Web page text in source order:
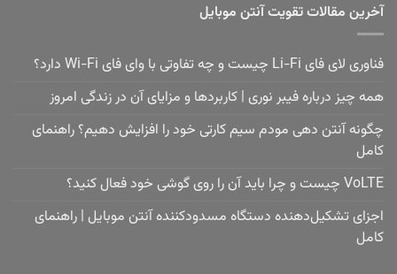
آخرین مقالات تقویت آنتن موبایل
فناوری لای فای Li-Fi چیست و چه تفاوتی با وای فای Wi-Fi دارد؟
همه چیز درباره فیبر نوری | کاربردها و مزایای آن در زندگی امروز
چگونه آنتن دهی مودم سیم کارتی خود را افزایش دهیم؟ راهنمای
کامل
VoLTE چیست و چرا باید آن را روی گوشی خود فعال کنید؟
اجزای تشکیل‌دهنده دستگاه مسدودکننده آنتن موبایل | راهنمای
کامل